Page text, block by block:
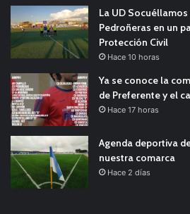
La UD
Pedroñeras en un
Protección Civil
Hace 10 horas
Ya se conoce la
de Preferente y el
Hace 17 horas
Agenda deportiva
nuestra comarca
Hace 2 días